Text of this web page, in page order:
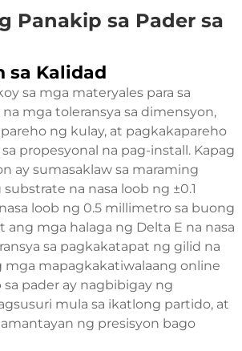
Panakip sa Pader sa
sa Kalidad
sa mga materyales para sa
mga toleransya sa dimensyon,
ng kulay, at pagkakapareho
propesyonal na pag-install. Kapag
ay sumasaklaw sa maraming
na nasa loob ng ±0.1
loob ng 0.5 millimetro sa buong
mga halaga ng Delta E na nasa
sa pagkakatapat ng gilid na
mga mapagkakatiwalaang online
pader ay nagbibigay ng
mula sa ikatlong partido, at
ng presisyon bago